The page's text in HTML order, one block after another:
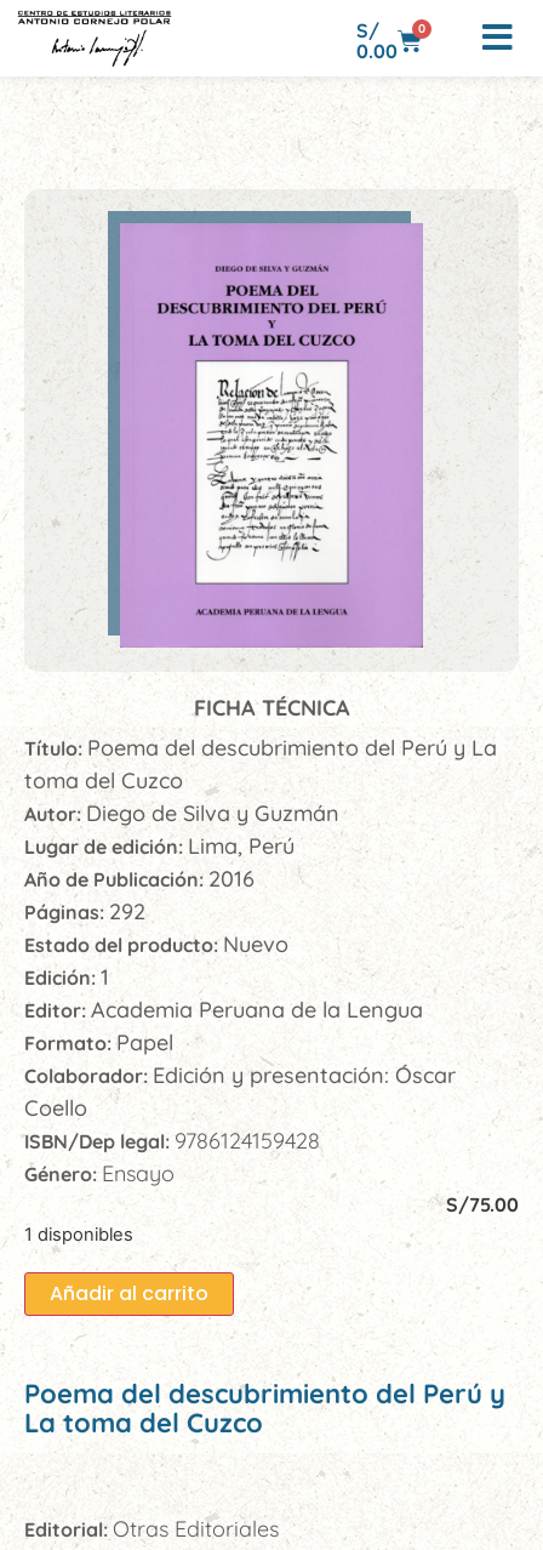
S/
0.00
0
FICHA TÉCNICA
Título: Poema del descubrimiento del Perú y La
toma del Cuzco
Autor: Diego de Silva y Guzmán
Lugar de edición: Lima, Perú
Año de Publicación: 2016
Páginas: 292
Estado del producto: Nuevo
Edición: 1
Editor: Academia Peruana de la Lengua
Formato:Papel
Colaborador: Edición y presentación: Óscar
Coello
ISBN/Dep legal: 9786124159428
Género: Ensayo
S/75.00
1 disponibles
Añadir al carrito
Poema del descubrimiento del Perú y
La toma del Cuzco
Editorial: Otras Editoriales